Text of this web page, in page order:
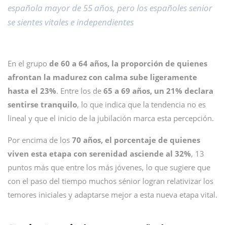
española mayor de 55 años, pero los españoles senior
se sientes vitales e independientes
En el grupo de 60 a 64 años, la proporción de quienes
afrontan la madurez con calma sube ligeramente
hasta el 23%. Entre los de 65 a 69 años, un 21% declara
sentirse tranquilo, lo que indica que la tendencia no es
lineal y que el inicio de la jubilación marca esta percepción.
Por encima de los 70 años, el porcentaje de quienes
viven esta etapa con serenidad asciende al 32%, 13
puntos más que entre los más jóvenes, lo que sugiere que
con el paso del tiempo muchos sénior logran relativizar los
temores iniciales y adaptarse mejor a esta nueva etapa vital.